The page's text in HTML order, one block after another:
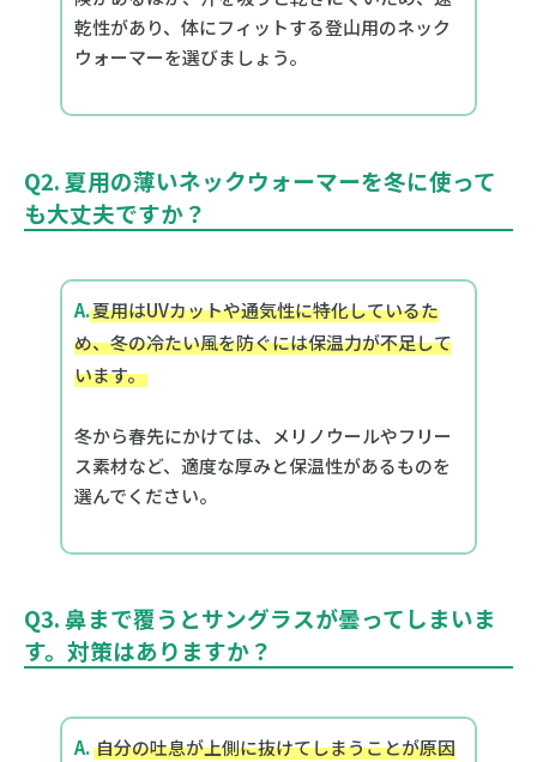
乾性があり、体にフィットする登山用のネック
ウォーマーを選びましょう。
Q2. 夏用の薄いネックウォーマーを冬に使って
も大丈夫ですか？
A.夏用はUVカットや通気性に特化しているた
め、冬の冷たい風を防ぐには保温力が不足して
います。
冬から春先にかけては、メリノウールやフリー
ス素材など、適度な厚みと保温性があるものを
選んでください。
Q3. 鼻まで覆うとサングラスが曇ってしまいま
す。対策はありますか？
A. 自分の吐息が上側に抜けてしまうことが原因